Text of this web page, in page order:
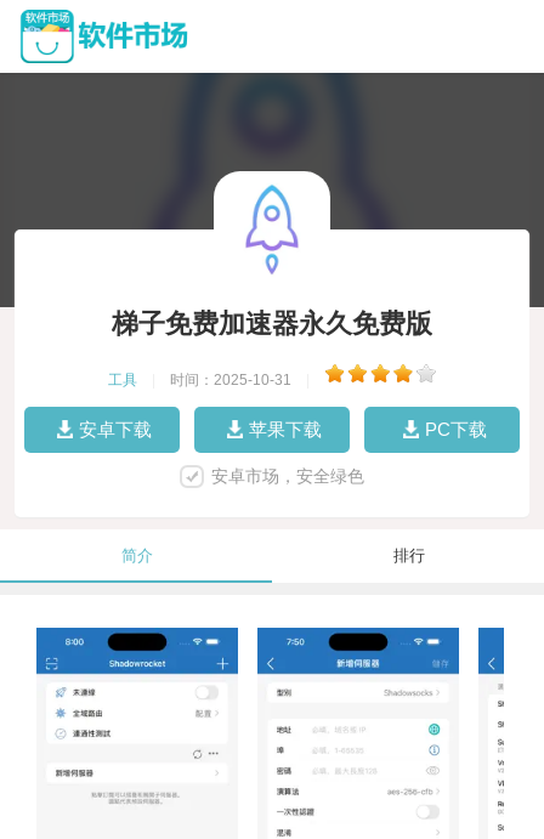
梯子免费加速器永久免费版
工具 时间：2025-10-31
安卓下载 苹果下载 PC下载
安卓市场，安全绿色
简介 排行